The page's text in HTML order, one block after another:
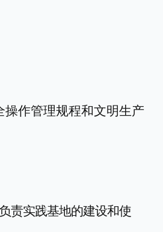
操作管理规程和文明生产
责实践基地的建设和使